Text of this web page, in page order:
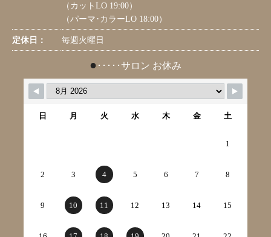
（カットLO 19:00）
（パーマ･カラーLO 18:00）
定休日： 毎週火曜日
● ･････サロン お休み
日 月 火 水 木 金 土
1
2 3 4 5 6 7 8
9 10 11 12 13 14 15